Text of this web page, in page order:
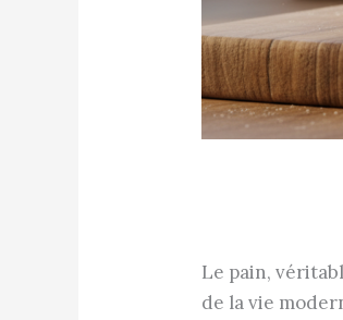
Le pain,
de la vie